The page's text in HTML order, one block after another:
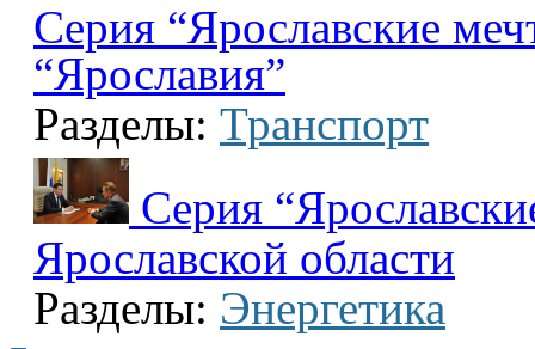
Серия “Ярославские
“Ярославия”
Разделы: Транспорт
Серия
Ярославской области
Разделы: Энергетика